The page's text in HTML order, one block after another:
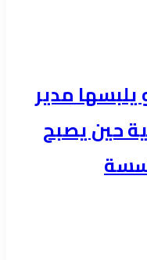
يلبسها ​مدير
حين يصبح